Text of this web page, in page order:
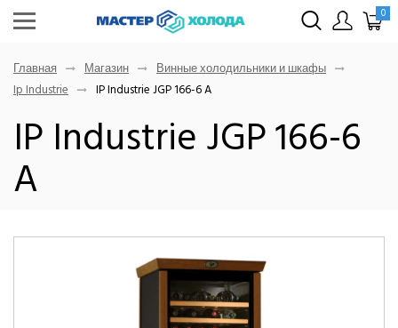
0
Главная Магазин
Винные холодильники и шкафы
Ip Industrie
IP Industrie JGP 166-6 A
IP Industrie JGP 166-6
A